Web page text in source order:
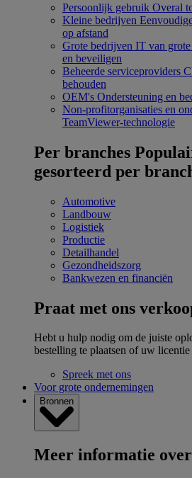
Persoonlijk gebruik Overal
Kleine bedrijven
op afstand
Grote bedrijven IT van grote
en beveiligen
Beheerde serviceproviders
behouden
OEM's Ondersteuning en
Non-profitorganisaties en
TeamViewer-technologie
Per branches
gesorteerd per
Automotive
Landbouw
Logistiek
Productie
Detailhandel
Gezondheidszorg
Bankwezen en financiën
Praat met ons
Hebt u hulp nodig om de juiste
bestelling te plaatsen of uw licentie
Spreek met ons
Voor grote ondernemingen
Bronnen
Meer informatie